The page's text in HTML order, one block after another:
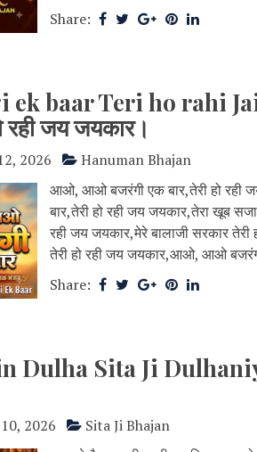
Share:
ek baar Teri ho
रही जय जयकार।
2026
Hanuman Bhajan
आओ, आओ बजरंगी एक बार,तेरी हो
बार,तेरी हो रही जय जयकार,तेरा खूब
रही जय जयकार,मेरे बालाजी सरकार
तेरी हो रही जय जयकार,आओ, आओ
Share:
Dulha Sita Ji
2026
Sita Ji Bhajan